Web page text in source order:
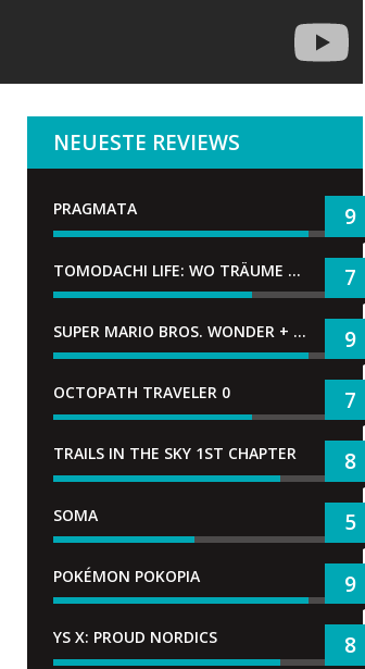
NEUESTE REVIEWS
PRAGMATA 9
TOMODACHI LIFE: WO TRÄUME WAHR WERDEN 7
SUPER MARIO BROS. WONDER + GEMEINSAM IM BELLABEL-PARK 9
OCTOPATH TRAVELER 0 7
TRAILS IN THE SKY 1ST CHAPTER 8
SOMA 5
POKÉMON POKOPIA 9
YS X: PROUD NORDICS 8